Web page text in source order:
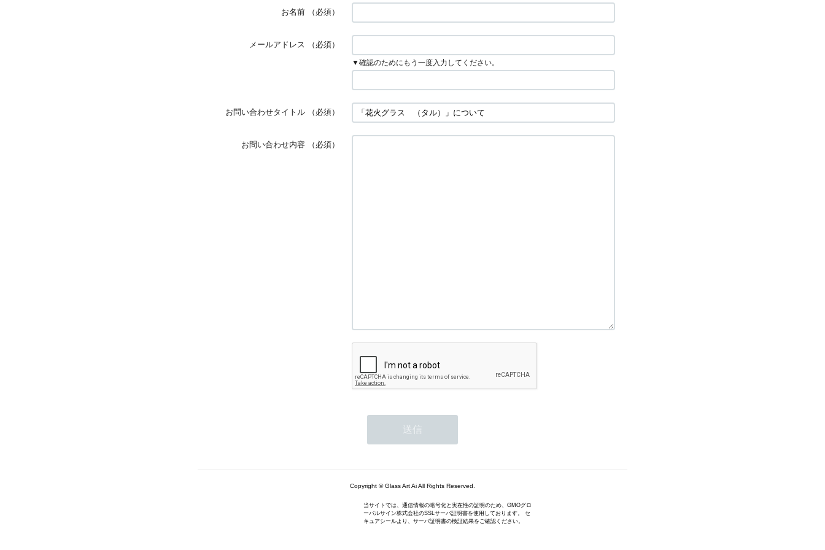
お名前 （必須）
メールアドレス （必須）
▼確認のためにもう一度入力してください。
お問い合わせタイトル （必須）
お問い合わせ内容 （必須）
Copyright © Glass Art Ai All Rights Reserved.
当サイトでは、通信情報の暗号化と実在性の証明のため、GMOグロ
ーバルサイン株式会社のSSLサーバ証明書を使用しております。 セ
キュアシールより、サーバ証明書の検証結果をご確認ください。